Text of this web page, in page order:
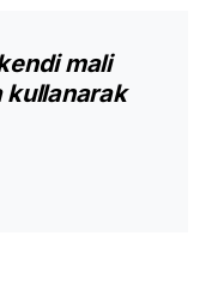
mali
kullanarak